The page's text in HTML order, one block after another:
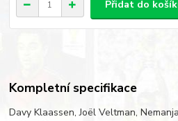
Přidat do
Kompletní specifikace
Davy Klaassen, Joël Veltman,